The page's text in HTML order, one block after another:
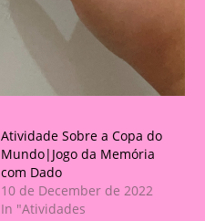
Atividade Sobre a Copa do
Mundo|Jogo da Memória
com Dado
10 de December de 2022
In "Atividades